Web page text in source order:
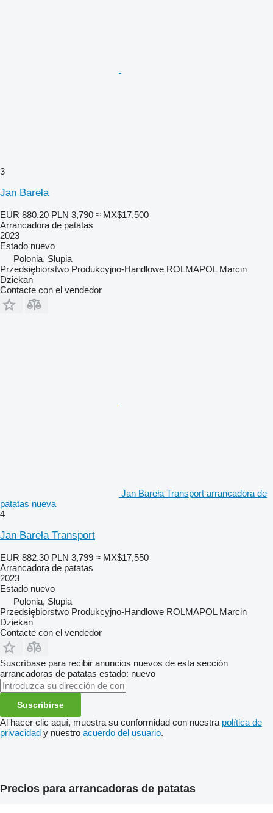
3
Jan Bareła
EUR 880.20 PLN 3,790 ≈ MX$17,500
Arrancadora de patatas
2023
Estado nuevo
Polonia, Słupia
Przedsiębiorstwo Produkcyjno-Handlowe ROLMAPOL Marcin
Dziekan
Contacte con el vendedor
Jan Bareła Transport arrancadora de
patatas nueva
4
Jan Bareła Transport
EUR 882.30 PLN 3,799 ≈ MX$17,550
Arrancadora de patatas
2023
Estado nuevo
Polonia, Słupia
Przedsiębiorstwo Produkcyjno-Handlowe ROLMAPOL Marcin
Dziekan
Contacte con el vendedor
Suscríbase para recibir anuncios nuevos de esta sección
arrancadoras de patatas estado: nuevo
Suscribirse
Al hacer clic aquí, muestra su conformidad con nuestra política de
privacidad y nuestro acuerdo del usuario.
Precios para arrancadoras de patatas